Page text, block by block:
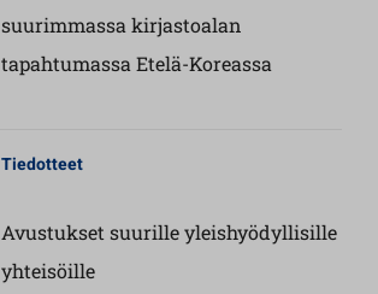
suurimmassa kirjastoalan
tapahtumassa Etelä-Koreassa
Tiedotteet
Avustukset suurille yleishyödyllisille
yhteisöille